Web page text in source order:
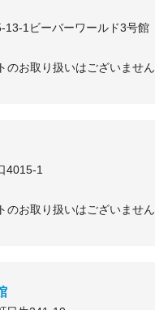
13-1ビーバーワールド3号館
のお取り扱いはございません
4015-1
のお取り扱いはございません